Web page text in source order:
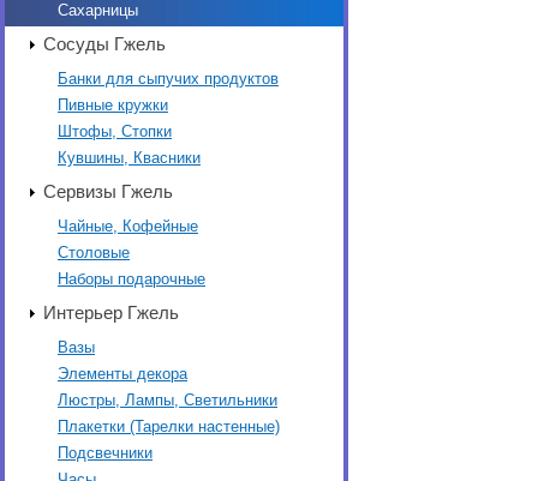
Сахарницы
Сосуды Гжель
Банки для сыпучих продуктов
Пивные кружки
Штофы, Стопки
Кувшины, Квасники
Сервизы Гжель
Чайные, Кофейные
Столовые
Наборы подарочные
Интерьер Гжель
Вазы
Элементы декора
Люстры, Лампы, Светильники
Плакетки (Тарелки настенные)
Подсвечники